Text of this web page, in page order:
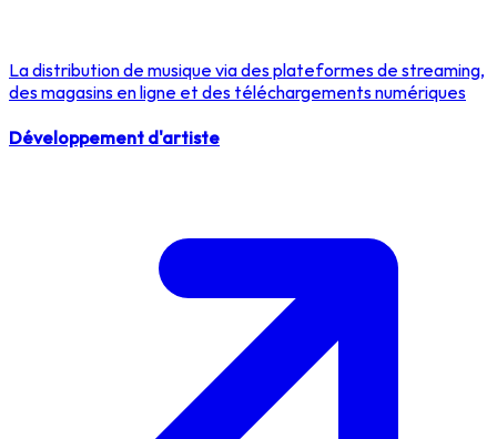
La distribution de musique via des plateformes de streaming,
des magasins en ligne et des téléchargements numériques
Développement d'artiste